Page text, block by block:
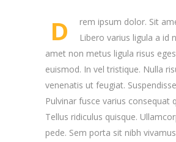
D
rem ipsum dolor. Sit
Libero varius ligula a id
amet non metus ligula risus
euismod. In vel tristique. Nulla
venenatis ut feugiat.
Pulvinar fusce varius consequat
Tellus ridiculus quisque.
pede. Sem porta sit nibh